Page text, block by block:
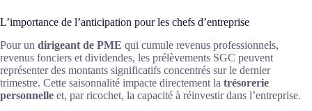
L’importance de l’anticipation pour les chefs d’entreprise
Pour un dirigeant de PME qui cumule revenus professionnels,
revenus fonciers et dividendes, les prélèvements SGC peuvent
représenter des montants significatifs concentrés sur le dernier
trimestre. Cette saisonnalité impacte directement la trésorerie
personnelle et, par ricochet, la capacité à réinvestir dans l’entreprise.